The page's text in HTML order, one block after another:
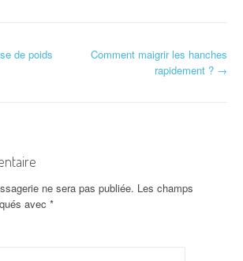
de poids
Comment maigrir les hanches
rapidement ? →
ne sera pas publiée. Les champs
avec *